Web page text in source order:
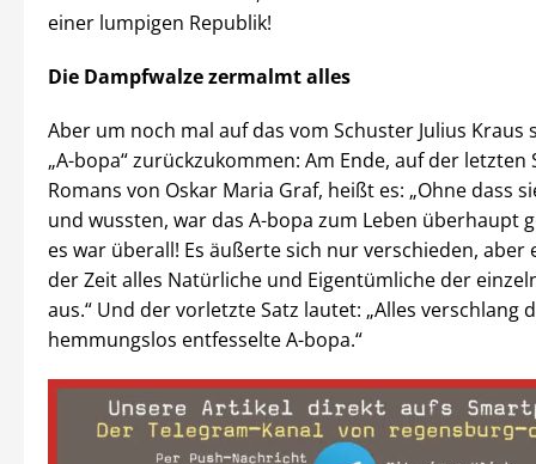
einer lumpigen Republik!
Die Dampfwalze zermalmt alles
Aber um noch mal auf das vom Schuster Julius Kraus
„A-bopa“ zurückzukommen: Am Ende, auf der letzten
Romans von Oskar Maria Graf, heißt es: „Ohne dass
und wussten, war das A-bopa zum Leben überhaupt
es war überall! Es äußerte sich nur verschieden, aber
der Zeit alles Natürliche und Eigentümliche der
aus.“ Und der vorletzte Satz lautet: „Alles verschlang
hemmungslos entfesselte A-bopa.“